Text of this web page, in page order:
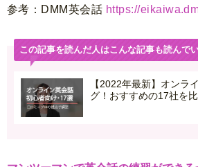
参考：DMM英会話 https://
この記事を読んだ人はこんな記事も読んで
【2022年最新】オンラ
グ！おすすめの17社を